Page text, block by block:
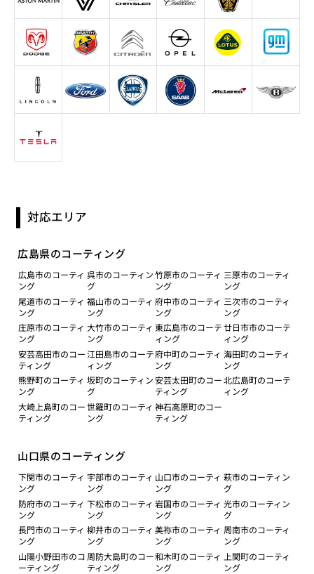
対応エリア
広島県のコーティング
広島市のコーティ
ング
呉市のコーティン
グ
竹原市のコーティ
ング
三原市のコーティ
ング
尾道市のコーティ
ング
福山市のコーティ
ング
府中市のコーティ
ング
三次市のコーティ
ング
庄原市のコーティ
ング
大竹市のコーティ
ング
東広島市のコーテ
ィング
廿日市市のコーテ
ィング
安芸高田市のコー
ティング
江田島市のコーテ
ィング
府中町のコーティ
ング
海田町のコーティ
ング
熊野町のコーティ
ング
坂町のコーティン
グ
安芸太田町のコー
ティング
北広島町のコーテ
ィング
大崎上島町のコー
ティング
世羅町のコーティ
ング
神石高原町のコー
ティング
山口県のコーティング
下関市のコーティ
ング
宇部市のコーティ
ング
山口市のコーティ
ング
萩市のコーティン
グ
防府市のコーティ
ング
下松市のコーティ
ング
岩国市のコーティ
ング
光市のコーティン
グ
長門市のコーティ
ング
柳井市のコーティ
ング
美祢市のコーティ
ング
周南市のコーティ
ング
山陽小野田市のコ
ーティング
周防大島町のコー
ティング
和木町のコーティ
ング
上関町のコーティ
ング